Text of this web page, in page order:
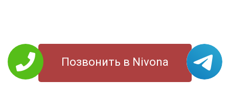
Позвонить в Nivona